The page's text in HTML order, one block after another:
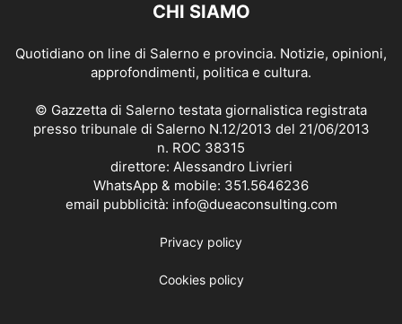
CHI SIAMO
Quotidiano on line di Salerno e provincia. Notizie, opinioni,
approfondimenti, politica e cultura.
© Gazzetta di Salerno testata giornalistica registrata
presso tribunale di Salerno N.12/2013 del 21/06/2013
n. ROC 38315
direttore: Alessandro Livrieri
WhatsApp & mobile: 351.5646236
email pubblicità: info@dueaconsulting.com
Privacy policy
Cookies policy